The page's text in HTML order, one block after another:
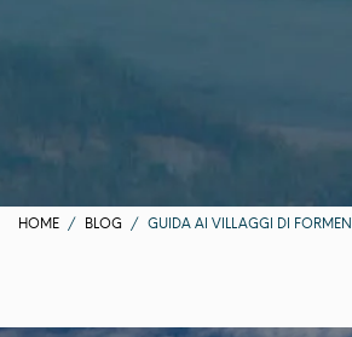
HOME BLOG GUIDA AI VILLAGGI DI